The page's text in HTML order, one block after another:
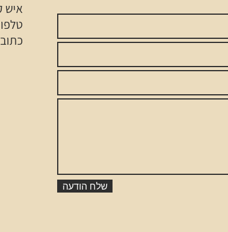
איש
טלפון: 054-
שלח הודעה